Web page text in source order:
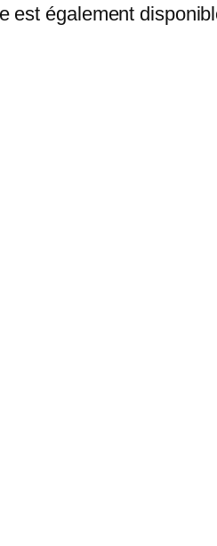
est également